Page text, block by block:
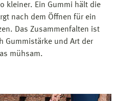
kleiner. Ein Gummi hält die
nach dem Öffnen für ein
Das Zusammenfalten ist
Gummistärke und Art der
mühsam.